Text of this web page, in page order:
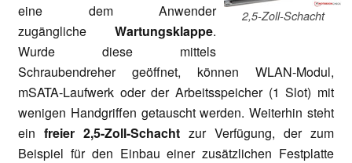
2,5-Zoll-Schacht
eine dem Anwender
zugängliche Wartungsklappe.
Wurde diese mittels
Schraubendreher geöffnet, können WLAN-Modul,
mSATA-Laufwerk oder der Arbeitsspeicher (1 Slot) mit
wenigen Handgriffen getauscht werden. Weiterhin steht
ein freier 2,5-Zoll-Schacht zur Verfügung, der zum
Beispiel für den Einbau einer zusätzlichen Festplatte